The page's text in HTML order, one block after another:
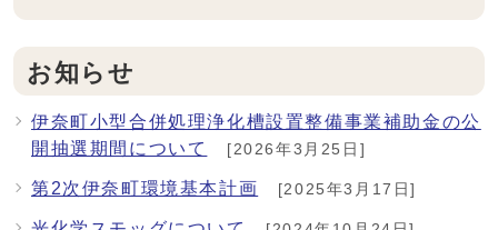
お知らせ
伊奈町小型合併処理浄化槽設置整備事業補助金の公
開抽選期間について
[2026年3月25日]
第2次伊奈町環境基本計画 [2025年3月17日]